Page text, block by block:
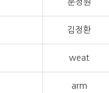
문정원
김정환
weat
arm